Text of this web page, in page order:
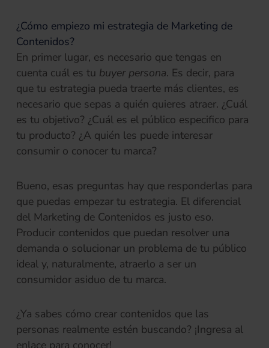
¿Cómo empiezo mi estrategia de Marketing de
Contenidos?
En primer lugar, es necesario que tengas en
cuenta cuál es tu buyer persona. Es decir, para
que tu estrategia pueda traerte más clientes, es
necesario que sepas a quién quieres atraer. ¿Cuál
es tu objetivo? ¿Cuál es el público especifico para
tu producto? ¿A quién les puede interesar
consumir o conocer tu marca?
Bueno, esas preguntas hay que responderlas para
que puedas empezar tu estrategia. El diferencial
del Marketing de Contenidos es justo eso.
Producir contenidos que puedan resolver una
demanda o solucionar un problema de tu público
ideal y, naturalmente, atraerlo a ser un
consumidor asiduo de tu marca.
¿Ya sabes cómo crear contenidos que las
personas realmente estén buscando? ¡Ingresa al
enlace para conocer!